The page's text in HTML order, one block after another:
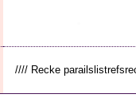
//// Recke